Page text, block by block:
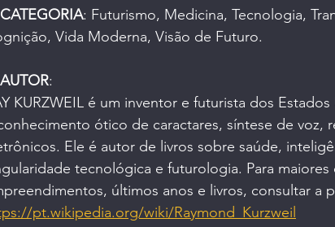
: Futurismo, Medicina, Tecnologia,
Vida Moderna, Visão de Futuro.
:
KURZWEIL é um inventor e futurista dos
ótico de caractares, síntese de voz,
Ele é autor de livros sobre saúde,
tecnológica e futurologia. Para
últimos anos e livros, consultar a
pt.wikipedia.org/wiki/Raymond_Kurzweil